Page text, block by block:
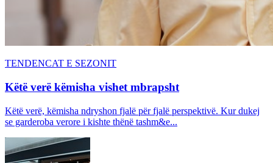
TENDENCAT E SEZONIT
Këtë verë këmisha vishet mbrapsht
Këtë verë, këmisha ndryshon fjalë për fjalë perspektivë. Kur dukej
se garderoba verore i kishte thënë tashm&e...